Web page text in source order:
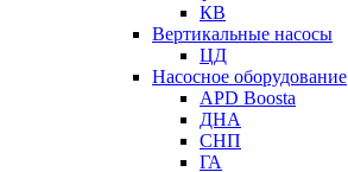
КВ
Вертикальные насосы
ЦД
Насосное оборудование
APD Boosta
ДНА
СНП
ГА